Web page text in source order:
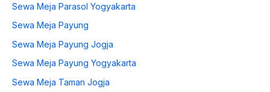
Sewa Meja Parasol Yogyakarta
Sewa Meja Payung
Sewa Meja Payung Jogja
Sewa Meja Payung Yogyakarta
Sewa Meja Taman Jogja